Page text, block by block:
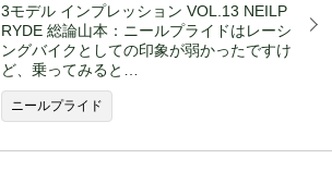
3モデル インプレッション VOL.13 NEILP
RYDE 総論山本：ニールプライドはレーシ
ングバイクとしての印象が弱かったですけ
ど、乗ってみると…
ニールプライド